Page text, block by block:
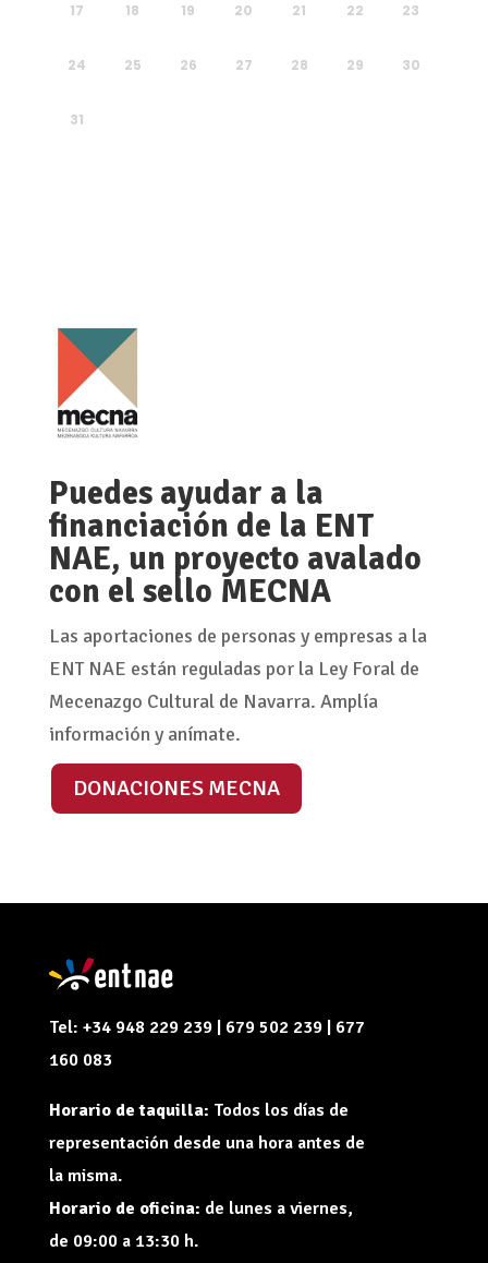
17 18 19 20 21 22 23
24 25 26 27 28 29 30
31
Puedes ayudar a la
financiación de la ENT
NAE, un proyecto avalado
con el sello MECNA
Las aportaciones de personas y empresas a la
ENT NAE están reguladas por la Ley Foral de
Mecenazgo Cultural de Navarra. Amplía
información y anímate.
DONACIONES MECNA
Tel: +34 948 229 239 | 679 502 239 | 677
160 083
Horario de taquilla: Todos los días de
representación desde una hora antes de
la misma.
Horario de oficina: de lunes a viernes,
de 09:00 a 13:30 h.